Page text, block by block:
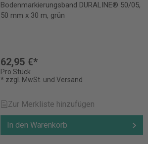
Bodenmarkierungsband DURALINE® 50/05,
50 mm x 30 m, grün
62,95 €*
Pro Stück
* zzgl. MwSt. und Versand
Zur Merkliste hinzufügen
In den Warenkorb